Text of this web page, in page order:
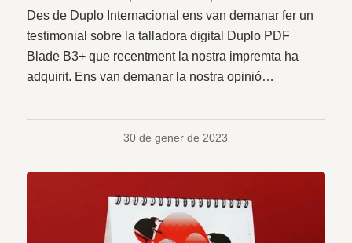
Des de Duplo Internacional ens van demanar fer un
testimonial sobre la talladora digital Duplo PDF
Blade B3+ que recentment la nostra impremta ha
adquirit. Ens van demanar la nostra opinió…
30 de gener de 2023